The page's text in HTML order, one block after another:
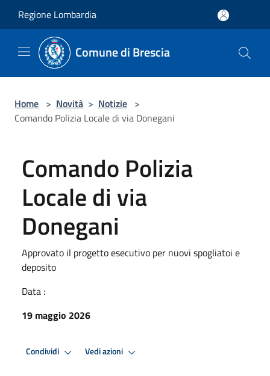
Regione Lombardia
Comune di Brescia
Home > Novità > Notizie >
Comando Polizia Locale di via Donegani
Comando Polizia
Locale di via
Donegani
Approvato il progetto esecutivo per nuovi spogliatoi e
deposito
Data :
19 maggio 2026
Condividi Vedi azioni